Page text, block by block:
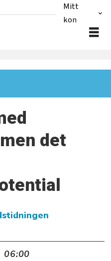
Mitt
konto
det
06:00